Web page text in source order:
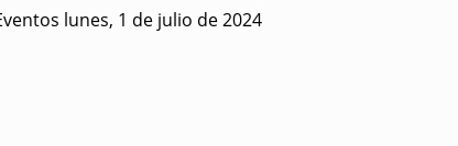
lunes, 1 de julio de 2024